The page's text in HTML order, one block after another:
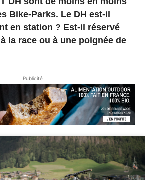
Bike-Parks. Le DH est-il
en station ? Est-il réservé
la race ou à une poignée de
Publicité